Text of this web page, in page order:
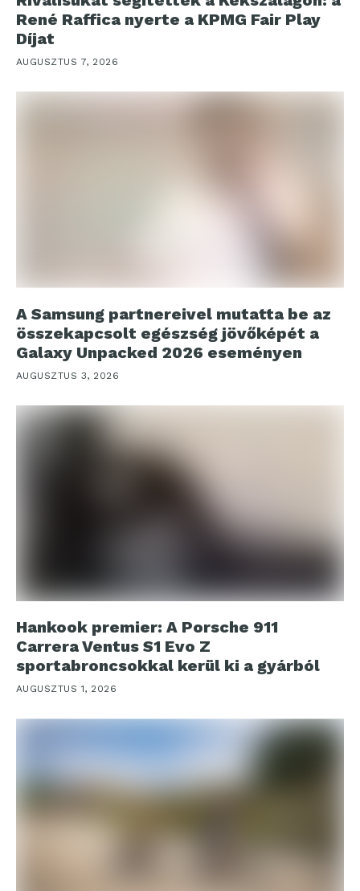
René Raffica nyerte a KPMG Fair Play
Díjat
AUGUSZTUS 7, 2026
A Samsung partnereivel mutatta be az
összekapcsolt egészség jövőképét a
Galaxy Unpacked 2026 eseményen
AUGUSZTUS 3, 2026
Hankook premier: A Porsche 911
Carrera Ventus S1 Evo Z
sportabroncsokkal kerül ki a gyárból
AUGUSZTUS 1, 2026